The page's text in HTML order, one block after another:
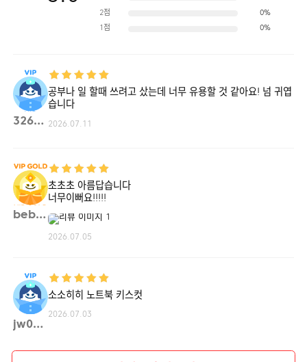
2점 0%
1점 0%
326da**
공부나 일 할때 쓰려고 샀는데 너무 유용할 것 같아요! 넘 귀엽
습니다
2026.07.11
bebej**
초초초 아름답습니다
너무이뻐요!!!!!
2026.07.05
jw093**
소소히히 노트북 키스컷
2026.07.03